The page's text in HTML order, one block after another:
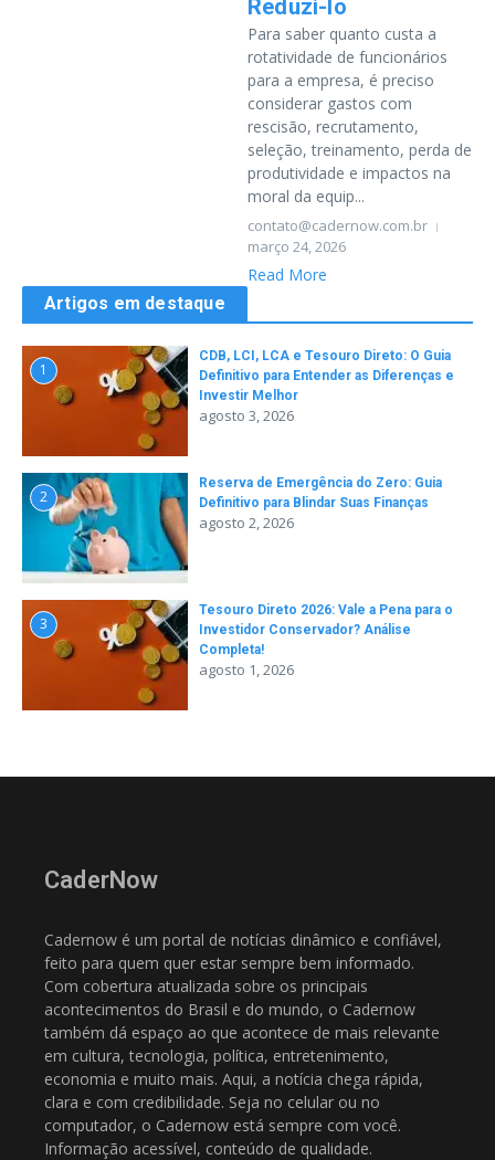
Reduzi-lo
Para saber quanto custa a
rotatividade de funcionários
para a empresa, é preciso
considerar gastos com
rescisão, recrutamento,
seleção, treinamento, perda de
produtividade e impactos na
moral da equip...
contato@cadernow.com.br
março 24, 2026
Read More
Artigos em destaque
1
CDB, LCI, LCA e Tesouro Direto: O Guia
Definitivo para Entender as Diferenças e
Investir Melhor
agosto 3, 2026
2
Reserva de Emergência do Zero: Guia
Definitivo para Blindar Suas Finanças
agosto 2, 2026
3
Tesouro Direto 2026: Vale a Pena para o
Investidor Conservador? Análise
Completa!
agosto 1, 2026
CaderNow
Cadernow é um portal de notícias dinâmico e confiável,
feito para quem quer estar sempre bem informado.
Com cobertura atualizada sobre os principais
acontecimentos do Brasil e do mundo, o Cadernow
também dá espaço ao que acontece de mais relevante
em cultura, tecnologia, política, entretenimento,
economia e muito mais. Aqui, a notícia chega rápida,
clara e com credibilidade. Seja no celular ou no
computador, o Cadernow está sempre com você.
Informação acessível, conteúdo de qualidade.